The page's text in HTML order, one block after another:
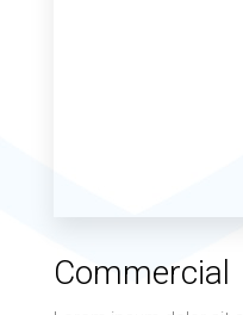
Commercial